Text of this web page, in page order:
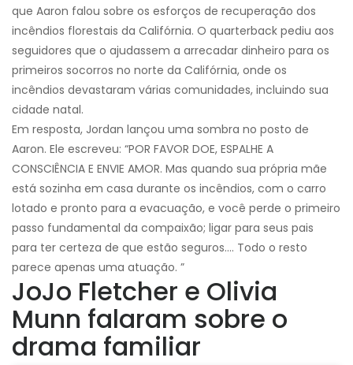
que Aaron falou sobre os esforços de recuperação dos
incêndios florestais da Califórnia. O quarterback pediu aos
seguidores que o ajudassem a arrecadar dinheiro para os
primeiros socorros no norte da Califórnia, onde os
incêndios devastaram várias comunidades, incluindo sua
cidade natal.
Em resposta, Jordan lançou uma sombra no posto de
Aaron. Ele escreveu: “POR FAVOR DOE, ESPALHE A
CONSCIÊNCIA E ENVIE AMOR. Mas quando sua própria mãe
está sozinha em casa durante os incêndios, com o carro
lotado e pronto para a evacuação, e você perde o primeiro
passo fundamental da compaixão; ligar para seus pais
para ter certeza de que estão seguros…. Todo o resto
parece apenas uma atuação. ”
JoJo Fletcher e Olivia
Munn falaram sobre o
drama familiar